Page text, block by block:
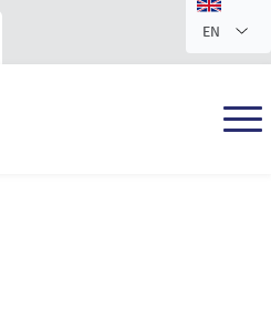
EN